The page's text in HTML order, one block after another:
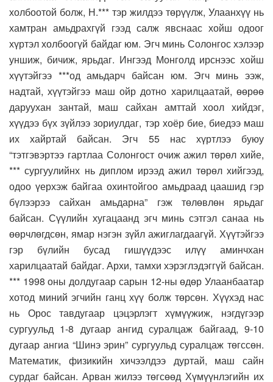
холбоотой болж, Н.*** тэр жилдээ төрүүлж, Улаанхүү нь
хамтран амьдрахгүй гээд салж явснаас хойш одоог
хүртэл холбоогүй байдаг юм. Эгч минь Солонгос хэлээр
уншиж, бичиж, ярьдаг. Ингээд Монголд ирснээс хойш
хүүтэйгээ ***од амьдарч байсан юм. Эгч минь ээж,
надтай, хүүтэйгээ маш ойр дотно харилцаатай, өөрөө
даруухан зантай, маш сайхан амттай хоол хийдэг,
хүүдээ бүх зүйлээ зориулдаг, тэр хоёр бие, биедээ маш
их хайртай байсан. Эгч 55 нас хүртлээ буюу
“тэтгэвэртээ гартлаа Солонгост очиж ажил төрөл хийе,
*** сургуулийнх нь диплом ирээд ажил төрөл хийгээд,
одоо үерхэж байгаа охинтойгоо амьдраад цаашид гэр
бүлээрээ сайхан амьдарна” гэж төлөвлөн ярьдаг
байсан. Сүүлийн хугацаанд эгч минь сэтгэл санаа нь
өөрчлөгдсөн, ямар нэгэн зүйл ажиглагдаагүй. Хүүтэйгээ
гэр бүлийн бусад гишүүдээс илүү аминчхан
харилцаатай байдаг. Архи, тамхи хэрэглэдэггүй байсан.
*** 1998 оны долдугаар сарын 12-ны өдөр Улаанбаатар
хотод миний эгчийн ганц хүү болж төрсөн. Хүүхэд нас
нь Орос тавдугаар цэцэрлэгт хүмүүжиж, нэгдүгээр
сургуульд 1-8 дугаар ангид суралцаж байгаад, 9-10
дугаар ангиа “Шинэ эрин” сургуульд суралцаж төгссөн.
Математик, физикийн хичээлдээ дуртай, маш сайн
сурдаг байсан. Арван жилээ төгсөөд Хүмүүнлэгийн их